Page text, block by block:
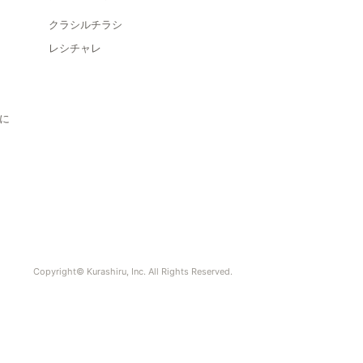
クラシルチラシ
レシチャレ
Copyright© Kurashiru, Inc. All Rights Reserved.